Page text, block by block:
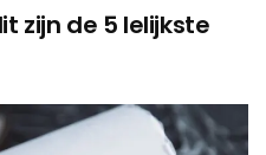
zijn de 5 lelijkste